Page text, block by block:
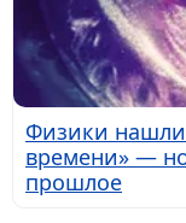
Физики нашли
времени» —
прошлое